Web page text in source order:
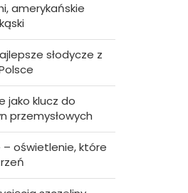
amerykańskie
słodycze z
jako klucz do
przemysłowych
oświetlenie, które